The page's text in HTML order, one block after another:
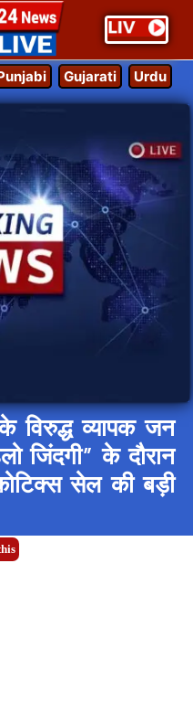
Gujarati Urdu
विरुद्ध व्यापक जन
जिंदगी” के दौरान
सेल की बड़ी